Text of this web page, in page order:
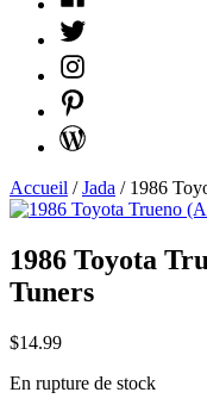
Twitter
Instagram
Pinterest
WordPress
Accueil /Jada / 1986
1986 Toyota
Tuners
$14.99
En rupture de stock